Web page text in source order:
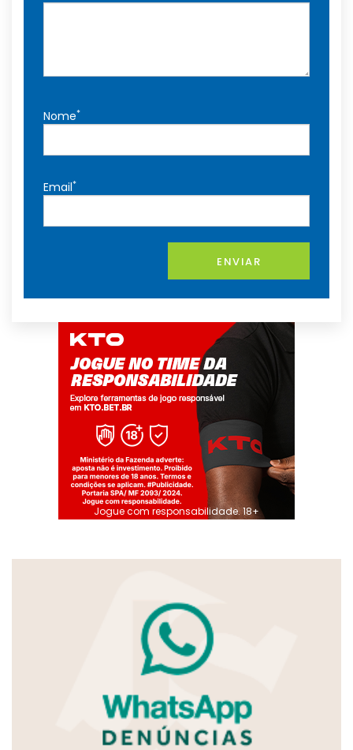
Nome*
Email*
ENVIAR
Jogue com responsabilidade. 18+